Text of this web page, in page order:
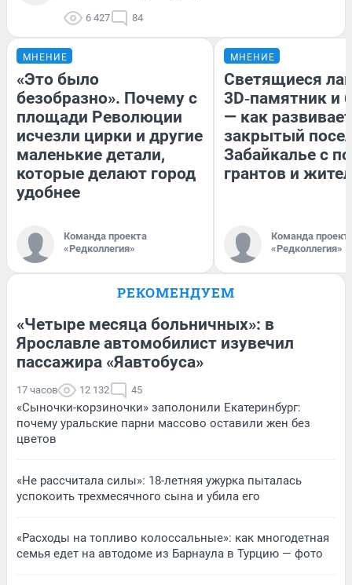
6 427 84
МНЕНИЕ
«Это было
безобразно». Почему с
площади Революции
исчезли цирки и другие
маленькие детали,
которые делают город
удобнее
Команда проекта
«Редколлегия»
МНЕНИЕ
Светящиеся
3D‑памятник и
— как
закрытый
Забайкалье с
грантов и
Команда
«Редколлегия»
РЕКОМЕНДУЕМ
«Четыре месяца больничных»: в
Ярославле автомобилист изувечил
пассажира «Яавтобуса»
17 часов 12 132 45
«Сыночки-корзиночки» заполонили Екатеринбург:
почему уральские парни массово оставили жен без
цветов
«Не рассчитала силы»: 18-летняя ужурка пыталась
успокоить трехмесячного сына и убила его
«Расходы на топливо колоссальные»: как многодетная
семья едет на автодоме из Барнаула в Турцию — фото